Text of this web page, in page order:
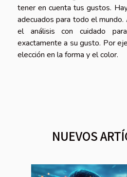
tener en cuenta tus gustos.
adecuados para todo el
el análisis con cuidado
exactamente a su gusto. Por
elección en la forma y el color.
NUEVOS